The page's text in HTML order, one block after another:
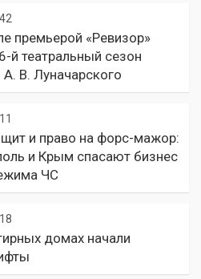
премьерой «Ревизор»
й театральный сезон
А. В. Луначарского
и право на форс-мажор:
и Крым спасают бизнес
ЧС
домах начали